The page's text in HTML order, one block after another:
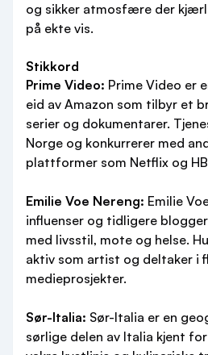
og sikker atmosfære der
på ekte vis.
Stikkord
Prime Video: Prime Video er
eid av Amazon som tilbyr et
serier og dokumentarer.
Norge og konkurrerer med
plattformer som Netflix og
Emilie Voe Nereng: Emilie
influenser og tidligere
med livsstil, mote og helse.
aktiv som artist og deltaker i
medieprosjekter.
Sør-Italia: Sør-Italia er en
sørlige delen av Italia kjent